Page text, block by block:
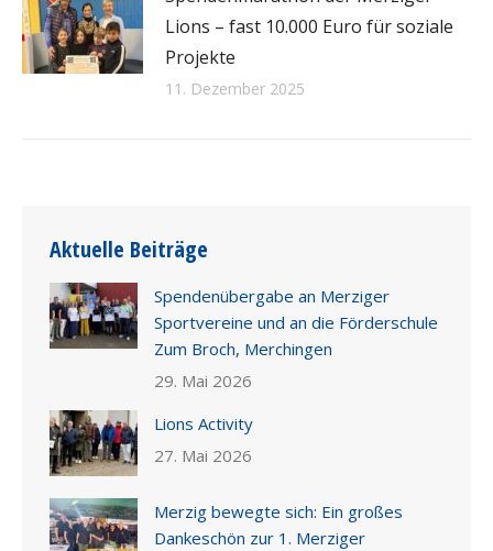
Lions – fast 10.000 Euro für soziale
Projekte
11. Dezember 2025
Aktuelle Beiträge
Spendenübergabe an Merziger
Sportvereine und an die Förderschule
Zum Broch, Merchingen
29. Mai 2026
Lions Activity
27. Mai 2026
Merzig bewegte sich: Ein großes
Dankeschön zur 1. Merziger